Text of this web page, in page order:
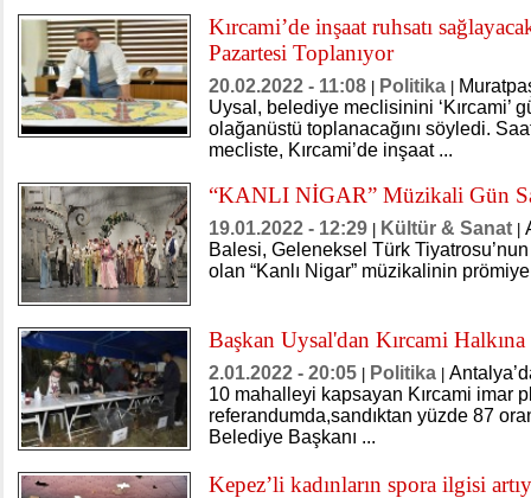
Kırcami’de inşaat ruhsatı
Pazartesi Toplanıyor
20.02.2022 - 11:08 Politika
Uysal, belediye meclisinini ‘Kırcami’
olağanüstü toplanacağını söyledi.
mecliste, Kırcami’de inşaat ...
“KANLI NİGAR” Müzikali Gün
19.01.2022 - 12:29 Kültür & Sanat
Balesi, Geleneksel Türk
olan “Kanlı Nigar” müzikalinin
Başkan Uysal'dan Kırcami
2.01.2022 - 20:05 Politika
10 mahalleyi kapsayan Kırcami imar
referandumda,sandıktan yüzde 87
Belediye Başkanı ...
​Kepez’li kadınların spora ilgisi